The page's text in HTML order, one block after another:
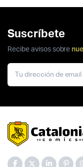
Suscríbete
Recibe avisos sobre